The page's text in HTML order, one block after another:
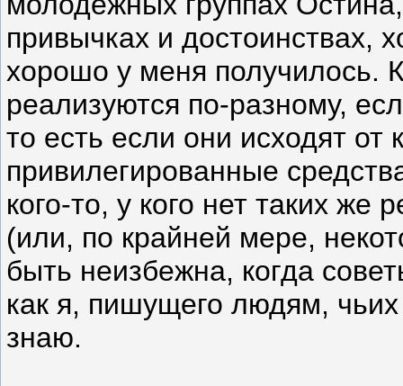
привычках и достоинствах,
хорошо у меня получилось.
реализуются по-разному,
то есть если они исходят от
привилегированные
кого-то, у кого нет таких же
(или, по крайней мере,
быть неизбежна, когда
как я, пишущего людям,
знаю.